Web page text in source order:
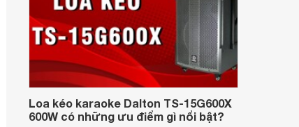
Loa kéo karaoke Dalton TS-15G600X
600W có những ưu điểm gì nổi bật?